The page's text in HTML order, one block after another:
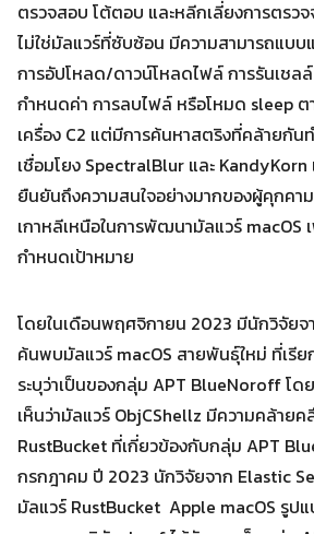
Search
for:
Search
ตรวจสอบ โต้ตอบ และหลีกเลี่ยงการตรว
ไม่ใช่มัลแวร์ที่ซับซ้อน มีความสามารถแบ
การอัปโหลด/ดาวน์โหลดไฟล์ การรันเชล
กำหนดค่า การลบไฟล์ หรือโหมด sleep
เครื่อง C2 แต่มีการค้นหาสตริงที่คล้ายกัน
เชื่อมโยง SpectralBlur และ
ยืนยันถึงความสนใจอย่างมากของผู้คุกคา
เกาหลีเหนือในการพัฒนามัลแวร์ macOS
กำหนดเป้าหมาย
โดยในเดือนพฤศจิกายน 2023 มีนักวิจัย
ค้นพบมัลแวร์ macOS สายพันธุ์ใหม่ ที่เรีย
ระบุว่าเป็นของกลุ่ม APT BlueNoroff โ
เห็นว่ามัลแวร์ ObjCShellz มีความคล้าย
RustBucket ที่เกี่ยวข้องกับกลุ่ม APT
กรกฎาคม ปี 2023 นักวิจัยจาก Elastic
มัลแวร์ RustBucket Apple macOS รูปแ